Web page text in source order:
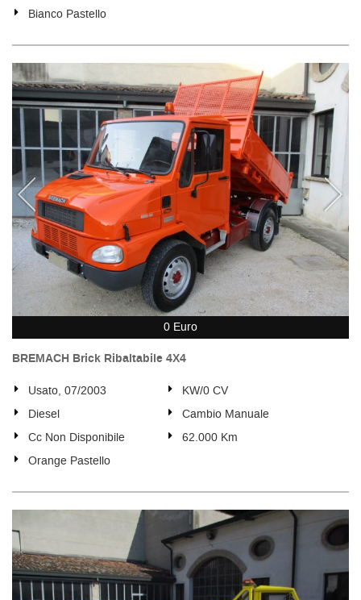
Bianco Pastello
0 Euro
BREMACH Brick Ribaltabile 4X4
Usato, 07/2003
KW/0 CV
Diesel
Cambio Manuale
Cc Non Disponibile
62.000 Km
Orange Pastello